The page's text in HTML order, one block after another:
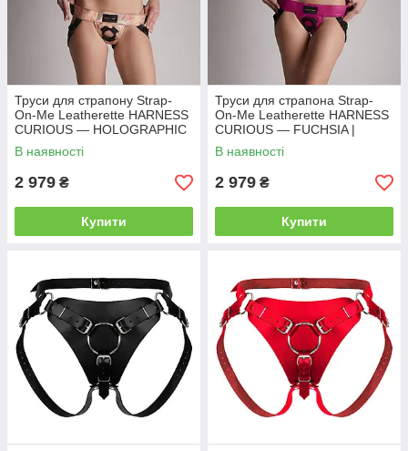
Труси для страпону Strap-
On-Me Leatherette HARNESS
CURIOUS — HOLOGRAPHIC
ROSE GOLD | Knopka
В наявності
2 979 ₴
Купити
Труси для страпона Strap-
On-Me Leatherette HARNESS
CURIOUS — FUCHSIA |
Knopka
В наявності
2 979 ₴
Купити